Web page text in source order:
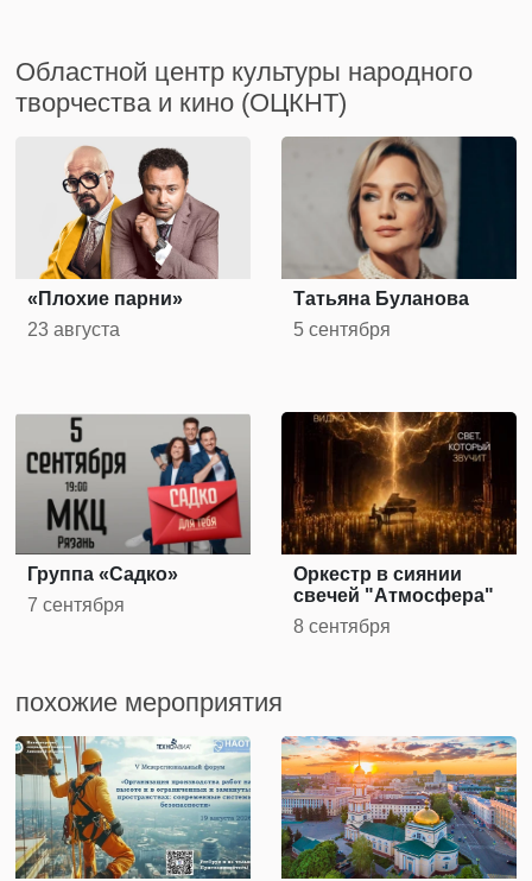
Областной центр культуры народного
творчества и кино (ОЦКНТ)
«Плохие парни»
23 августа
Татьяна Буланова
5 сентября
Группа «Садко»
7 сентября
Оркестр в сиянии
свечей "Атмосфера"
8 сентября
похожие мероприятия